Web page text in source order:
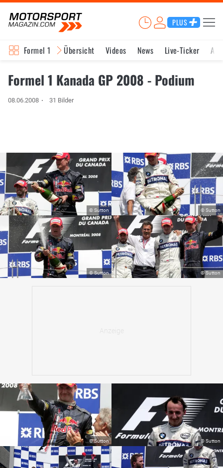
PLUS
Formel 1 Übersicht Videos News Live-Ticker
Formel 1 Kanada GP 2008 - Podium
08.06.2008 31 Bilder